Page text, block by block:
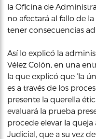
la Oficina de
no afectará al fallo de
tener consecuencias
Así lo explicó la
Vélez Colón, en una
la que explicó que ‘la
es a través de los
presente la querella
evaluará la prueba
procede elevar la
Judicial, que a su vez